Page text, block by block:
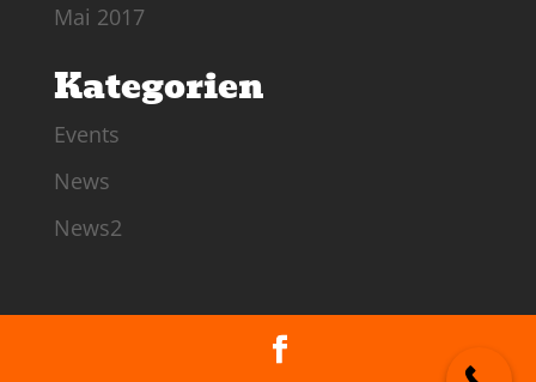
Mai 2017
Kategorien
Events
News
News2